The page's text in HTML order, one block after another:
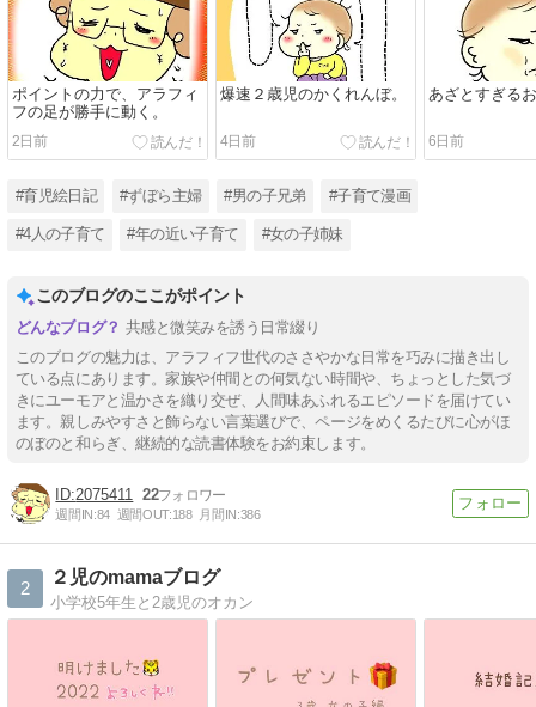
ポイントの力で、アラフィ
フの足が勝手に動く。
2日前
爆速２歳児のかくれんぼ。
4日前
あざとすぎる
6日前
#育児絵日記 #ずぼら主婦 #男の子兄弟 #子育て漫画
#4人の子育て #年の近い子育て #女の子姉妹
このブログのここがポイント
共感と微笑みを誘う日常綴り
このブログの魅力は、アラフィフ世代のささやかな日常を巧みに描き出し
ている点にあります。家族や仲間との何気ない時間や、ちょっとした気づ
きにユーモアと温かさを織り交ぜ、人間味あふれるエピソードを届けてい
ます。親しみやすさと飾らない言葉選びで、ページをめくるたびに心がほ
のぼのと和らぎ、継続的な読書体験をお約束します。
2075411 22
週間IN:84 週間OUT:188 月間IN:386
2
２児のmamaブログ
小学校5年生と2歳児のオカン